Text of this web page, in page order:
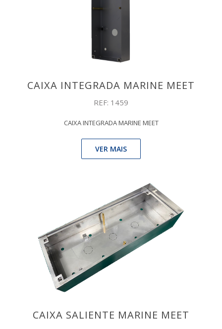
CAIXA INTEGRADA MARINE MEET
REF: 1459
CAIXA INTEGRADA MARINE MEET
VER MAIS
CAIXA SALIENTE MARINE MEET